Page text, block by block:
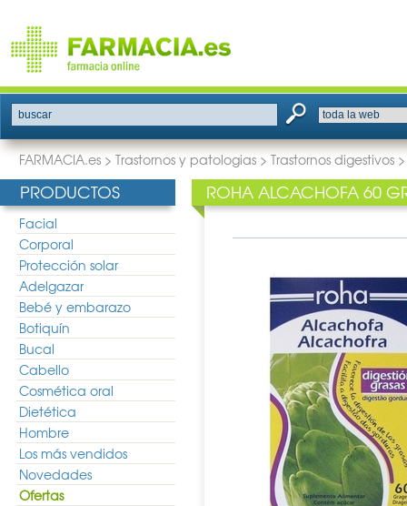
buscar
FARMACIA.es > Trastornos y patologias > Trastornos digestivos
PRODUCTOS
Facial
Corporal
Protección solar
Adelgazar
Bebé y embarazo
Botiquín
Bucal
Cabello
Cosmética oral
Dietética
Hombre
Los más vendidos
Novedades
Ofertas
ROHA ALCACHOFA 60